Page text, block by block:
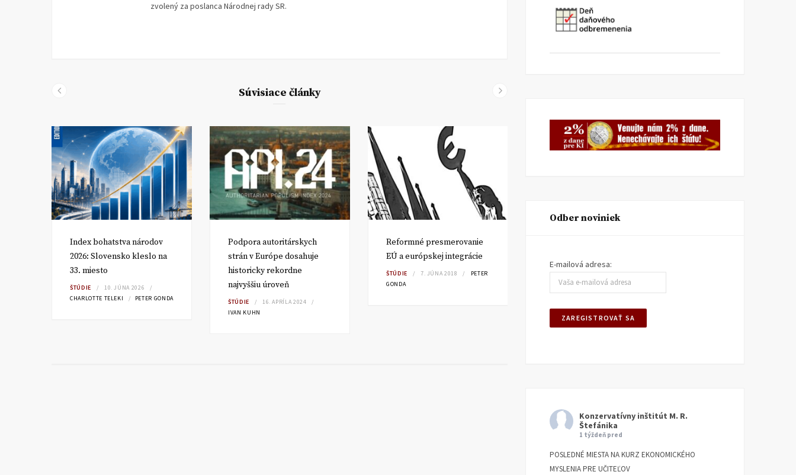
zvolený za poslanca Národnej rady SR.
Súvisiace články
Index bohatstva národov
2026: Slovensko kleslo na
33. miesto
ŠTÚDIE
10. JÚNA 2026
CHARLOTTE TELEKI
PETER GONDA
Podpora autoritárskych
strán v Európe dosahuje
historicky rekordne
najvyššiu úroveň
ŠTÚDIE
16. APRÍLA 2024
IVAN KUHN
Reformné presmerovanie
EÚ a európskej integrácie
ŠTÚDIE 7. JÚNA 2018
PETER
GONDA
ŠTÚDIE
15. OKTÓBRA 2015
IVAN KUHN
Odber noviniek
E-mailová adresa:
Konzervatívny inštitút M. R.
Štefánika
1 týždeň pred
POSLEDNÉ MIESTA NA KURZ EKONOMICKÉHO
MYSLENIA PRE UČITEĽOV